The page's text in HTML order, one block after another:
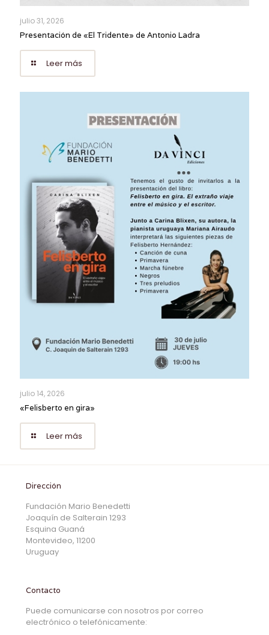
julio 31, 2026
Presentación de «El Tridente» de Antonio Ladra
Leer más
julio 14, 2026
«Felisberto en gira»
Leer más
Dirección
Fundación Mario Benedetti
Joaquín de Salterain 1293
Esquina Guaná
Montevideo, 11200
Uruguay
Contacto
Puede comunicarse con nosotros por correo
electrónico o telefónicamente: